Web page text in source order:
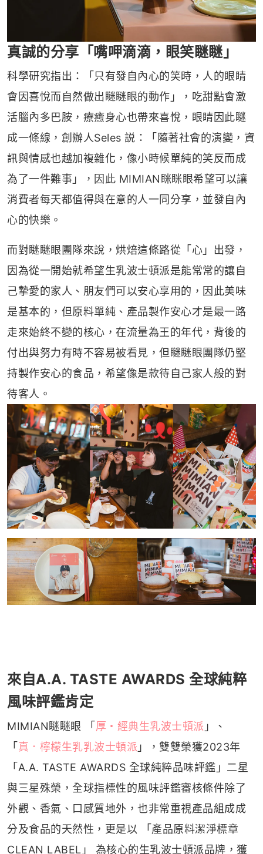
真誠的分享「嘴呷滴滴，眼笑瞇瞇」
科學研究指出：「只有發自內心的笑時，人的眼睛
會因喜悅而自然做出瞇瞇眼的動作」，吃甜點會激
活腦內多巴胺，療癒身心也帶來喜悅，眼睛因此瞇
成一條線，創辦人Seles 説：「隨著社會的演變，資
訊與情感也越加複雜化，像小時候單純的笑反而成
為了一件難事」，因此 MIMIAN眯眯眼希望可以讓
消費者每天都值得與在意的人一同分享，並發自內
心的快樂。
而對瞇瞇眼團隊來說，烘焙這條路從「心」出發，
因為從一開始就希望生乳波士頓派是能常常的讓自
己摯愛的家人、朋友們可以安心享用的，因此美味
是基本的，但原料單純、產品製作安心才是最一路
走來始終不變的核心，在流量為王的年代，背後的
付出與努力有時不容易被看見，但瞇瞇眼團隊仍堅
持製作安心的食品，希望像是款待自己家人般的對
待客人。
來自A.A. TASTE AWARDS 全球純粹
風味評鑑肯定
MIMIAN瞇瞇眼 「厚・經典生乳波士頓派 」、
「真．檸檬生乳乳波士頓派 」，雙雙榮獲2023年
「A.A. TASTE AWARDS 全球純粹品味評鑑」二星
與三星殊榮，全球指標性的風味評鑑審核條件除了
外觀、香氣、口感質地外，也非常重視產品組成成
分及食品的天然性，更是以 「產品原料潔淨標章
CLEAN LABEL」 為核心的生乳波士頓派品牌，獲